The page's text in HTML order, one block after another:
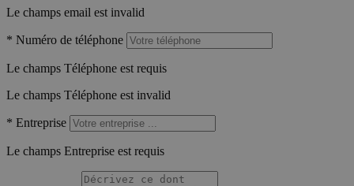
Le champs email est invalid
* Numéro de téléphone
Le champs Téléphone est requis
Le champs Téléphone est invalid
* Entreprise
Le champs Entreprise est requis